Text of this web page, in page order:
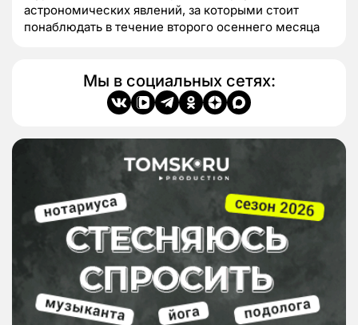
астрономических явлений, за которыми стоит
понаблюдать в течение второго осеннего месяца
Мы в социальных сетях: